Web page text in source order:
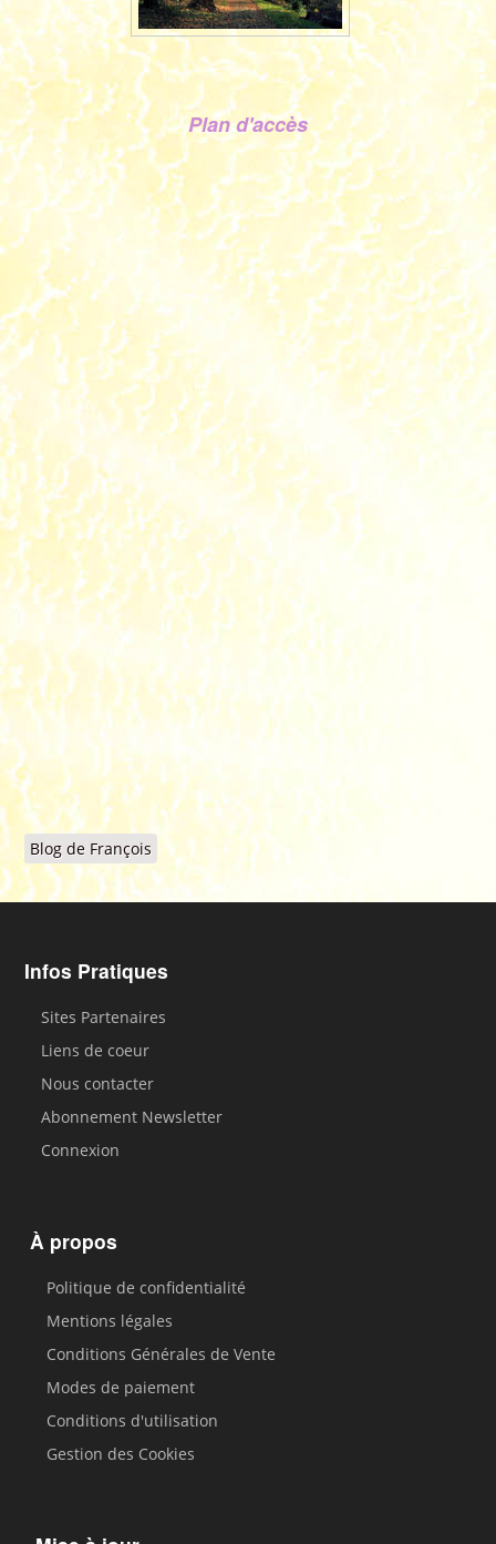
Plan d'accès
Blog de François
Infos Pratiques
Sites Partenaires
Liens de coeur
Nous contacter
Abonnement Newsletter
Connexion
À propos
Politique de confidentialité
Mentions légales
Conditions Générales de Vente
Modes de paiement
Conditions d'utilisation
Gestion des Cookies